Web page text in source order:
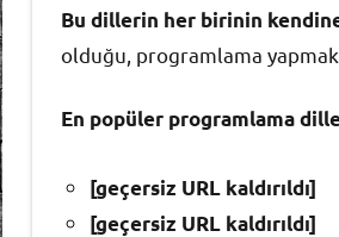
Bu dillerin her birinin
olduğu, programlama yapmak
En popüler programlama
[geçersiz URL kaldırıldı]
[geçersiz URL kaldırıldı]